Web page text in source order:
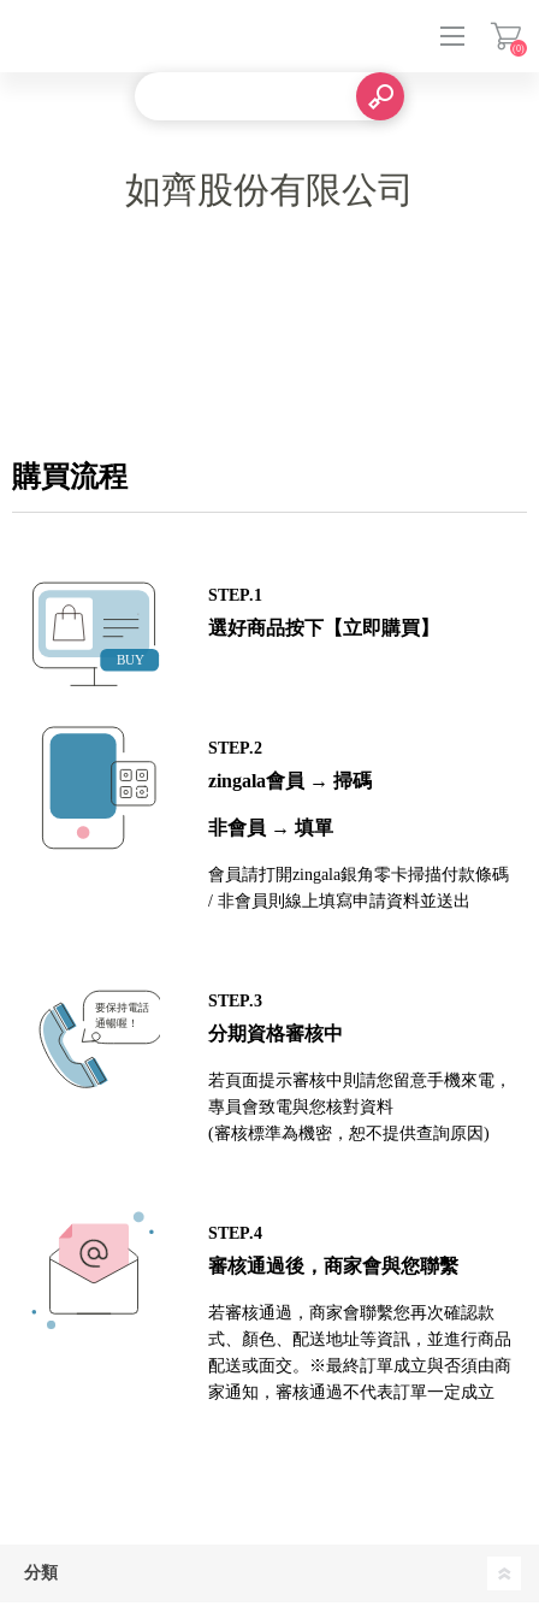
(0)
如齊股份有限公司
購買流程
STEP.1
選好商品按下【立即購買】
STEP.2
zingala會員 → 掃碼
非會員 → 填單
會員請打開zingala銀角零卡掃描付款條碼
/ 非會員則線上填寫申請資料並送出
STEP.3
分期資格審核中
若頁面提示審核中則請您留意手機來電，
專員會致電與您核對資料
(審核標準為機密，恕不提供查詢原因)
STEP.4
審核通過後，商家會與您聯繫
若審核通過，商家會聯繫您再次確認款
式、顏色、配送地址等資訊，並進行商品
配送或面交。※最終訂單成立與否須由商
家通知，審核通過不代表訂單一定成立
分類